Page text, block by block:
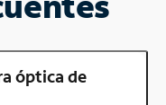
óptica de